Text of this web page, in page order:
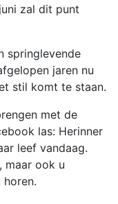
zal dit punt
springlevende
jaren nu
stil komt te staan.
met de
las: Herinner
leef vandaag.
maar ook u